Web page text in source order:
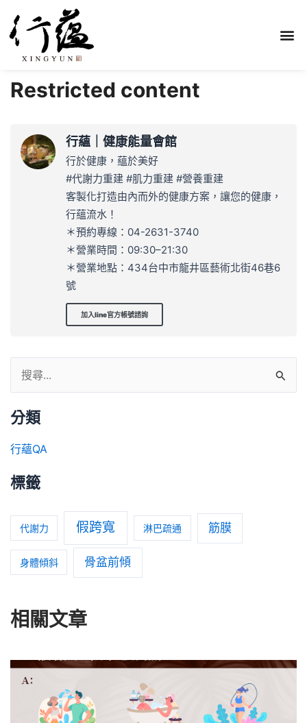
Restricted content
行蘊｜健康能量會館
行於健康，蘊於美好
#代謝力重建 #肌力重建 #營養重建
客製化打造由內而外的健康方案，讓您的健康，
行蘊流水！
＊預約專線：04-2631-3740
＊營業時間：09:30–21:30
＊營業地點：434台中市龍井區藝術北街46巷6
號
加入line官方帳號諮詢
分類
行蘊QA
標籤
代謝力 假跨寬 淋巴疏通 筋膜
身體傾斜 骨盆前傾
相關文章